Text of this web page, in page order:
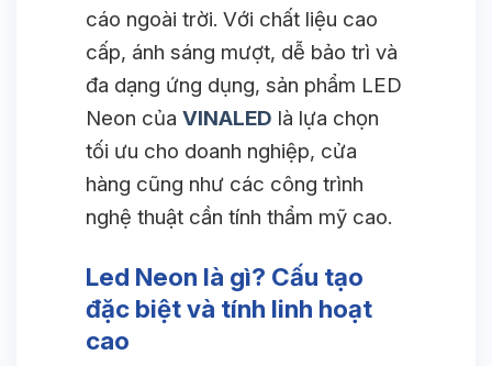
cáo ngoài trời. Với chất liệu cao
cấp, ánh sáng mượt, dễ bảo trì và
đa dạng ứng dụng, sản phẩm LED
Neon của VINALED là lựa chọn
tối ưu cho doanh nghiệp, cửa
hàng cũng như các công trình
nghệ thuật cần tính thẩm mỹ cao.
Led Neon là gì? Cấu tạo
đặc biệt và tính linh hoạt
cao